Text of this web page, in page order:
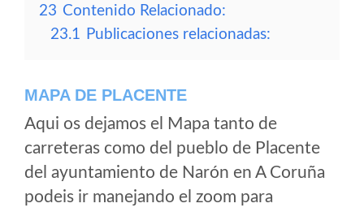
23 Contenido Relacionado:
23.1 Publicaciones relacionadas:
MAPA DE PLACENTE
Aqui os dejamos el Mapa tanto de
carreteras como del pueblo de Placente
del ayuntamiento de Narón en A Coruña
podeis ir manejando el zoom para